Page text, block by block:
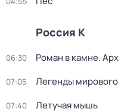
Россия К
06:30 Роман в камне.
07:05 Легенды
07:40 Летучая мышь